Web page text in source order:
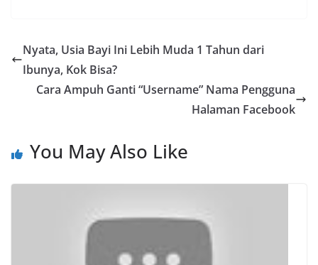
s
A
r
Nyata, Usia Bayi Ini Lebih Muda 1 Tahun dari
Ibunya, Kok Bisa?
Cara Ampuh Ganti “Username” Nama Pengguna
Halaman Facebook
You May Also Like